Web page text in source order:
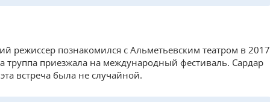
режиссер познакомился с Альметьевским театром в 2017
труппа приезжала на международный фестиваль. Сардар
встреча была не случайной.